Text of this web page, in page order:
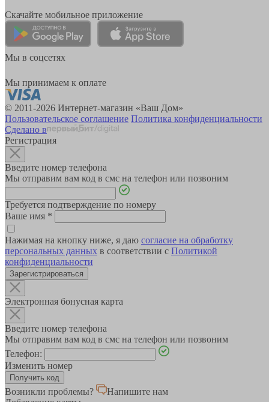
Скачайте мобильное приложение
Мы в соцсетях
Мы принимаем к оплате
© 2011-2026 Интернет-магазин «Ваш Дом»
Пользовательское соглашение Политика конфиденциальности
Сделано в
Регистрация
Введите номер телефона
Мы отправим вам код в смс на телефон или позвоним
Требуется подтверждение по номеру
Ваше имя *
Нажимая на кнопку ниже, я даю согласие на обработку
персональных данных в соответствии с Политикой
конфиденциальности
Зарегистрироваться
Электронная бонусная карта
Введите номер телефона
Мы отправим вам код в смс на телефон или позвоним
Телефон:
Изменить номер
Возникли проблемы?
Напишите нам